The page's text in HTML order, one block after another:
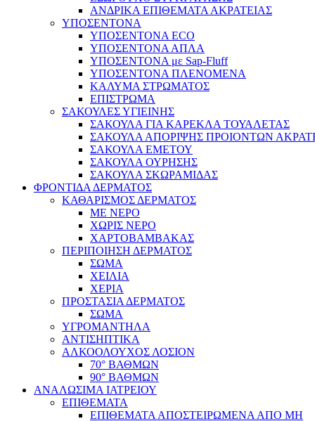
ΑΝΔΡΙΚΑ ΕΠΙΘΕΜΑΤΑ ΑΚΡΑΤΕΙΑΣ
ΥΠΟΣΕΝΤΟΝΑ
ΥΠΟΣΕΝΤΟΝΑ ECO
ΥΠΟΣΕΝΤΟΝΑ ΑΠΛΑ
ΥΠΟΣΕΝΤΟΝΑ με Sap-Fluff
ΥΠΟΣΕΝΤΟΝΑ ΠΛΕΝΟΜΕΝΑ
ΚΑΛΥΜΑ ΣΤΡΩΜΑΤΟΣ
ΕΠΙΣΤΡΩΜΑ
ΣΑΚΟΥΛΕΣ ΥΓΙΕΙΝΗΣ
ΣΑΚΟΥΛΑ ΓΙΑ ΚΑΡΕΚΛΑ ΤΟΥΑΛΕΤΑΣ
ΣΑΚΟΥΛΑ ΑΠΟΡΙΨΗΣ ΠΡΟΙΟΝΤΩΝ
ΣΑΚΟΥΛΑ ΕΜΕΤΟΥ
ΣΑΚΟΥΛΑ ΟΥΡΗΣΗΣ
ΣΑΚΟΥΛΑ ΣΚΩΡΑΜΙΔΑΣ
ΦΡΟΝΤΙΔΑ ΔΕΡΜΑΤΟΣ
ΚΑΘΑΡΙΣΜΟΣ ΔΕΡΜΑΤΟΣ
ΜΕ ΝΕΡΟ
ΧΩΡΙΣ ΝΕΡΟ
ΧΑΡΤΟΒΑΜΒΑΚΑΣ
ΠΕΡΙΠΟΙΗΣΗ ΔΕΡΜΑΤΟΣ
ΣΩΜΑ
ΧΕΙΛΙΑ
ΧΕΡΙΑ
ΠΡΟΣΤΑΣΙΑ ΔΕΡΜΑΤΟΣ
ΣΩΜΑ
ΥΓΡΟΜΑΝΤΗΛΑ
ΑΝΤΙΣΗΠΤΙΚΑ
ΑΛΚΟΟΛΟΥΧΟΣ ΛΟΣΙΟΝ
70° ΒΑΘΜΩΝ
90° ΒΑΘΜΩΝ
ΑΝΑΛΩΣΙΜΑ ΙΑΤΡΕΙΟΥ
ΕΠΙΘΕΜΑΤΑ
ΕΠΙΘΕΜΑΤΑ ΑΠΟΣΤΕΙΡΩΜΕΝΑ ΑΠΟ ΜΗ